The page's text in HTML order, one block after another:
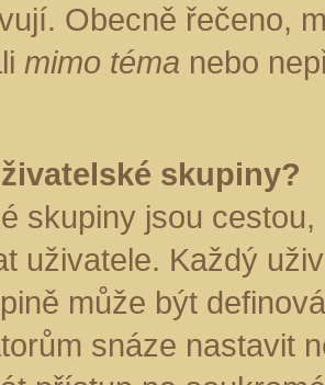
Obecně řečeno,
mimo téma nebo
skupiny?
skupiny jsou
uživatele. Každý
může být
snáze nastavit